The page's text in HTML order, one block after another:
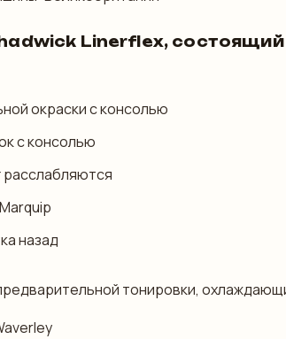
Linerflex,
окраски с консолью
с консолью
расслабляются
назад
тонировки,